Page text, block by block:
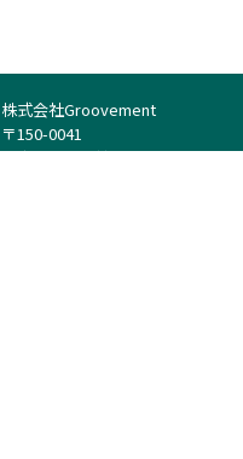
株式会社Groovement
〒150-0041
東京都渋谷区神南1丁目23−14